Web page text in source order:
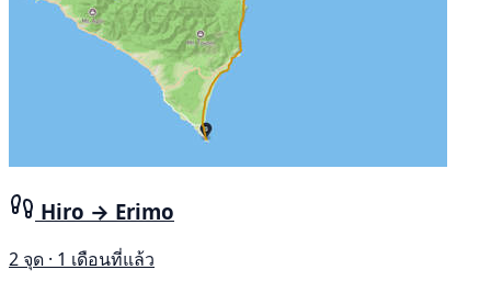
Hiro → Erimo
2 จุด · 1 เดือนที่แล้ว